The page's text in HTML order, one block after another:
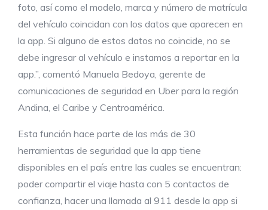
foto, así como el modelo, marca y número de matrícula
del vehículo coincidan con los datos que aparecen en
la app. Si alguno de estos datos no coincide, no se
debe ingresar al vehículo e instamos a reportar en la
app.”, comentó Manuela Bedoya, gerente de
comunicaciones de seguridad en Uber para la región
Andina, el Caribe y Centroamérica.
Esta función hace parte de las más de 30
herramientas de seguridad que la app tiene
disponibles en el país entre las cuales se encuentran:
poder compartir el viaje hasta con 5 contactos de
confianza, hacer una llamada al 911 desde la app si